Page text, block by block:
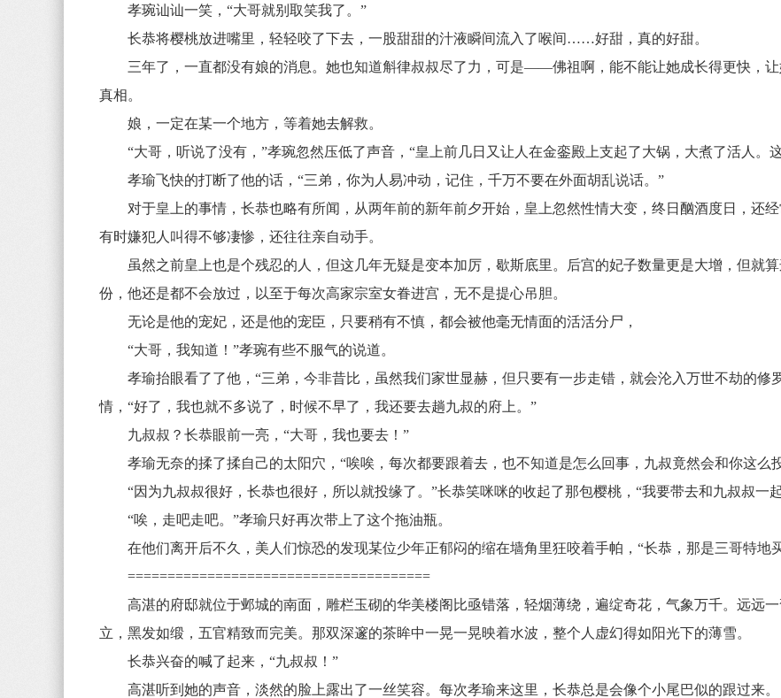
孝琬讪讪一笑，“大哥就别取笑我了。”
长恭将樱桃放进嘴里，轻轻咬了下去，一股甜甜的汁液瞬间流入了喉间……好甜，真的好甜。
三年了，一直都没有娘的消息。她也知道斛律叔叔尽了力，可是——佛祖啊，能不能让她成长得更快，让
真相。
娘，一定在某一个地方，等着她去解救。
“大哥，听说了没有，”孝琬忽然压低了声音，“皇上前几日又让人在金銮殿上支起了大锅，大煮了活人
孝瑜飞快的打断了他的话，“三弟，你为人易冲动，记住，千万不要在外面胡乱说话。”
对于皇上的事情，长恭也略有所闻，从两年前的新年前夕开始，皇上忽然性情大变，终日酗酒度日，还经
有时嫌犯人叫得不够凄惨，还往往亲自动手。
虽然之前皇上也是个残忍的人，但这几年无疑是变本加厉，歇斯底里。后宫的妃子数量更是大增，但就
份，他还是都不会放过，以至于每次高家宗室女眷进宫，无不是提心吊胆。
无论是他的宠妃，还是他的宠臣，只要稍有不慎，都会被他毫无情面的活活分尸，
“大哥，我知道！”孝琬有些不服气的说道。
孝瑜抬眼看了了他，“三弟，今非昔比，虽然我们家世显赫，但只要有一步走错，就会沦入万世不劫的修
情，“好了，我也就不多说了，时候不早了，我还要去趟九叔的府上。”
九叔叔？长恭眼前一亮，“大哥，我也要去！”
孝瑜无奈的揉了揉自己的太阳穴，“唉唉，每次都要跟着去，也不知道是怎么回事，九叔竟然会和你这么
“因为九叔叔很好，长恭也很好，所以就投缘了。”长恭笑咪咪的收起了那包樱桃，“我要带去和九叔叔一
“唉，走吧走吧。”孝瑜只好再次带上了这个拖油瓶。
在他们离开后不久，美人们惊恐的发现某位少年正郁闷的缩在墙角里狂咬着手帕，“长恭，那是三哥特
======================================
高湛的府邸就位于邺城的南面，雕栏玉砌的华美楼阁比亟错落，轻烟薄绕，遍绽奇花，气象万千。远远
立，黑发如缎，五官精致而完美。那双深邃的茶眸中一晃一晃映着水波，整个人虚幻得如阳光下的薄雪。
长恭兴奋的喊了起来，“九叔叔！”
高湛听到她的声音，淡然的脸上露出了一丝笑容。每次孝瑜来这里，长恭总是会像个小尾巴似的跟过来。